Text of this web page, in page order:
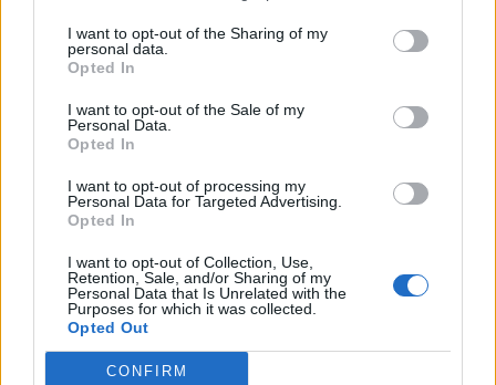
I want to opt-out of the Sharing of my
personal data.
Opted In
I want to opt-out of the Sale of my
Personal Data.
Opted In
I want to opt-out of processing my
Personal Data for Targeted Advertising.
Opted In
I want to opt-out of Collection, Use,
Retention, Sale, and/or Sharing of my
Personal Data that Is Unrelated with the
Purposes for which it was collected.
Opted Out
CONFIRM
Putyin egy NATO-tagállam
megtámadására készül az amerikai
hírszerzés szerint